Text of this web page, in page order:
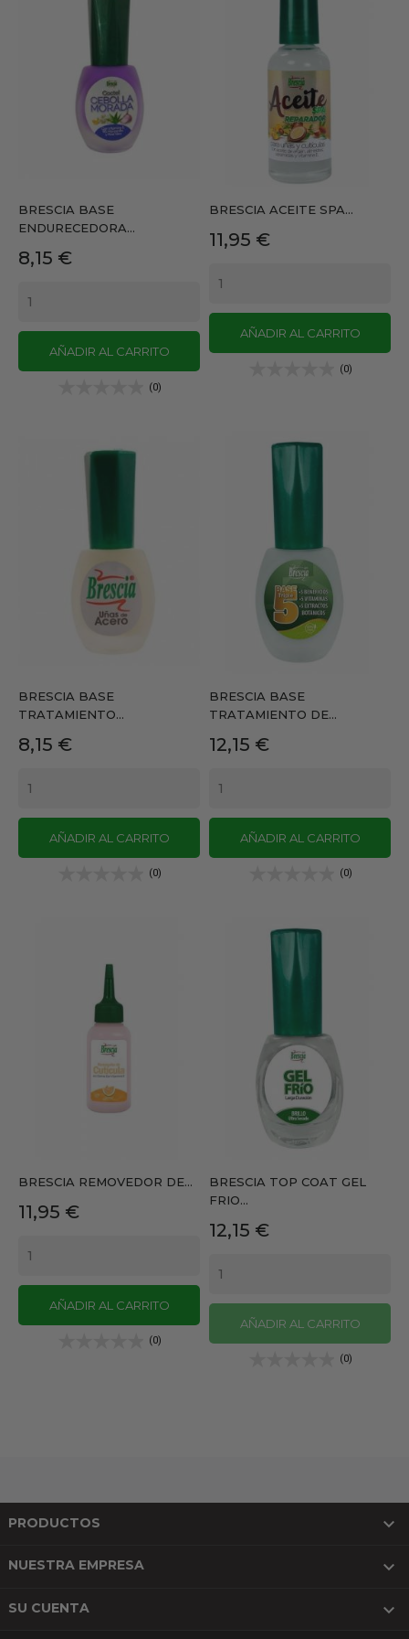
BRESCIA BASE
ENDURECEDORA...
Precio
8,15 €
AÑADIR AL CARRITO
(0)
BRESCIA ACEITE SPA...
Precio
11,95 €
AÑADIR AL CARRITO
(0)
BRESCIA BASE
TRATAMIENTO...
Precio
8,15 €
AÑADIR AL CARRITO
(0)
BRESCIA BASE
TRATAMIENTO DE...
Precio
12,15 €
AÑADIR AL CARRITO
(0)
BRESCIA REMOVEDOR DE...
Precio
11,95 €
AÑADIR AL CARRITO
(0)
BRESCIA TOP COAT GEL
FRIO...
Precio
12,15 €
AÑADIR AL CARRITO
(0)
PRODUCTOS 
NUESTRA EMPRESA 
SU CUENTA 